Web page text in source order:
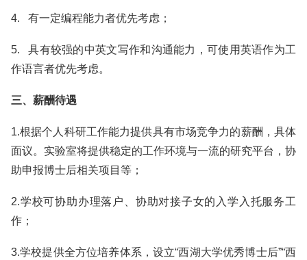
4. 有一定编程能力者优先考虑；
5. 具有较强的中英文写作和沟通能力，可使用英语作为工
作语言者优先考虑。
三、薪酬待遇
1.根据个人科研工作能力提供具有市场竞争力的薪酬，具体
面议。实验室将提供稳定的工作环境与一流的研究平台，协
助申报博士后相关项目等；
2.学校可协助办理落户、协助对接子女的入学入托服务工
作；
3.学校提供全方位培养体系，设立“西湖大学优秀博士后”“西